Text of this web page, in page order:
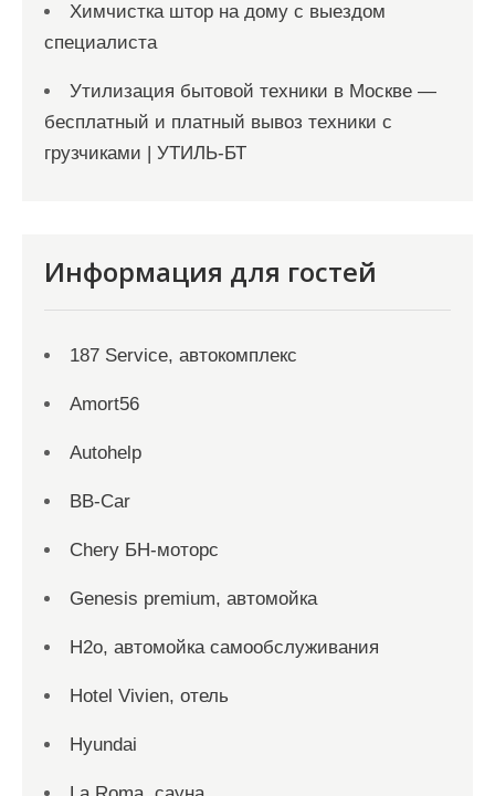
Химчистка штор на дому с выездом
специалиста
Утилизация бытовой техники в Москве —
бесплатный и платный вывоз техники с
грузчиками | УТИЛЬ-БТ
Информация для гостей
187 Service, автокомплекс
Amort56
Autohelp
BB-Car
Chery БН-моторс
Genesis premium, автомойка
H2o, автомойка самообслуживания
Hotel Vivien, отель
Hyundai